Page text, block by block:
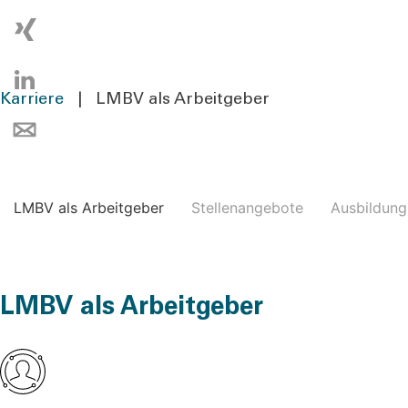
Karriere LMBV als Arbeitgeber
LMBV als Arbeit­ge­ber Stel­len­an­ge­bo­te Aus­bil­dung
LMBV als Arbeitgeber